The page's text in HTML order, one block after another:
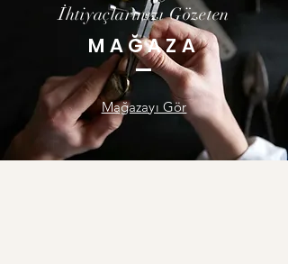
İhtiyaçlarınızı Gözeten
MAĞAZA
Mağazayı Gör